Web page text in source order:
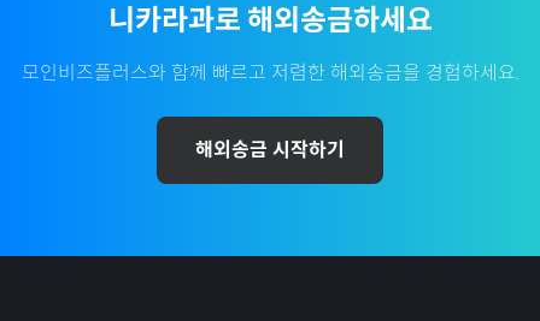
니카라과로 해외송금하세요
모인비즈플러스와 함께 빠르고 저렴한 해외송금을 경험하세요.
해외송금 시작하기